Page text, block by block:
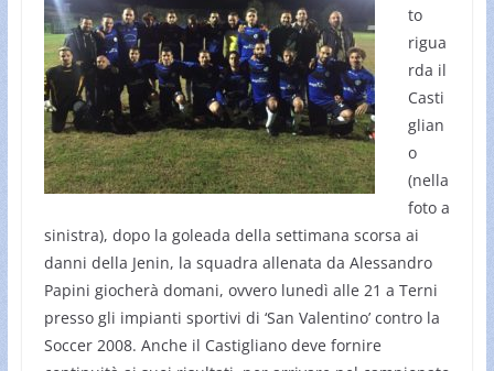
to
rigua
rda il
Casti
glian
o
(nella
foto a
sinistra), dopo la goleada della settimana scorsa ai
danni della Jenin, la squadra allenata da Alessandro
Papini giocherà domani, ovvero lunedì alle 21 a Terni
presso gli impianti sportivi di ‘San Valentino’ contro la
Soccer 2008. Anche il Castigliano deve fornire